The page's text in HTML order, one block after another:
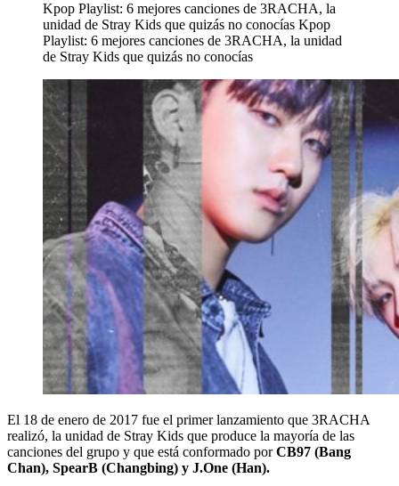
Kpop Playlist: 6 mejores canciones de 3RACHA, la
unidad de Stray Kids que quizás no conocías Kpop
Playlist: 6 mejores canciones de 3RACHA, la unidad
de Stray Kids que quizás no conocías
El 18 de enero de 2017 fue el primer lanzamiento que 3RACHA
realizó, la unidad de Stray Kids que produce la mayoría de las
canciones del grupo y que está conformado porCB97 (Bang
Chan), SpearB (Changbing) y J.One (Han).